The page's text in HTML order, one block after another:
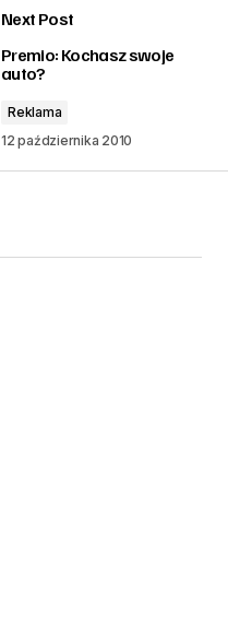
Next Post
Premio: Kochasz swoje
auto?
Reklama
12 października 2010